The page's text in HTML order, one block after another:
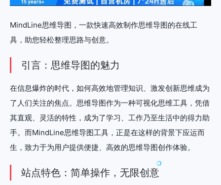
MindLine思维导图，一款快速高效制作思维导图的在线工
具，助您轻松整理思路与创意。
引言：思维导图的魅力
在信息爆炸的时代，如何高效地管理知识、激发创新思维成为
了人们关注的焦点。思维导图作为一种可视化思维工具，凭借
其直观、灵活的特性，成为了学习、工作乃至生活中的得力助
手。而MindLine思维导图工具，正是在这样的背景下应运而
生，致力于为用户提供便捷、高效的思维导图创作体验。
站点特色：简单操作，无限创意